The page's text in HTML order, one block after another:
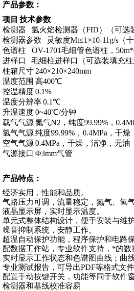
产品参数 ：
项目 技术参数
检测器
氢火焰检测器（FID）（可选
检测器参数
灵敏度Mt≤1 ×10-11g/s （
色谱柱
OV-1701毛细管色谱柱，
进样口
毛细柱进样口（可选装填充柱
柱箱尺寸 240×210×240mm
温度范围 高400℃
控温精度0.1%
温度分辨率0.1 ℃
升温速度0~40℃/分钟
载气气源氮气N2 ，纯度99.99% ，
氢气气源纯度99.99% ， 0.4MPa ，干燥
空气气源0.4MPa ，干燥，洁净，无油
气源接口 Φ3mm气管
产品特点 ：
经济实用，性能和品质。
气路压力可调，流量稳定，氮气、氢
液晶显示屏，实时显示温度。
单元式整体结构设计，便于安装与维护
噪音抑制系统，安静工作。
超温自动保护功能，程序保护和电路
配数据工作站，专业软件支持，*的数
实时显示工作状态和色谱图曲线；曲
专业测试报告，可导出PDF等格式文件
配置手动按键开关，功能等同于软件
检测器和基线校准容易